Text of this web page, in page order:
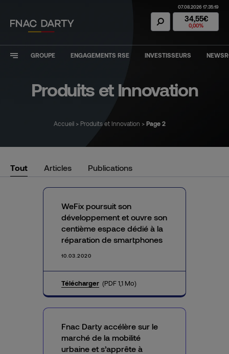
Action Fnac
07.08.2026 17:35:19
34,55€
0,00%
GROUPE ENGAGEMENTS RSE INVESTISSEURS
Produits et Innovation
Accueil> Produits et Innovation > Page 2
Filtrer les résultats
Tout Articles Publications
WeFix poursuit son
développement et ouvre son
centième espace dédié à la
réparation de smartphones
10.03.2020
Télécharger (PDF 1,1 Mo)
Fnac Darty accélère sur le
marché de la mobilité
urbaine et s’apprête à